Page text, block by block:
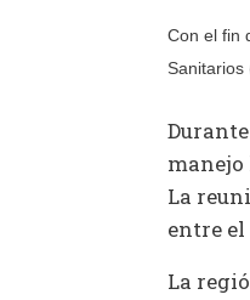
Con el fin
Sanitarios
La
entre
La